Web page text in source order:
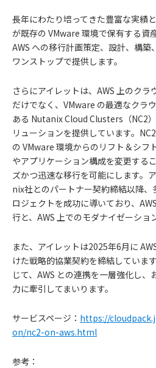
長年にわたり培ってきた豊富な実績
が既存の VMware 環境で保有する資
AWS への移行計画策定、設計、構
ワンストップで提供します。
さらにアイレットは、AWS 上のク
だけでなく、VMware の最適なクラ
ある Nutanix Cloud Clusters（NC2
リューションを提供しています。
の VMware 環境からのリフト＆シフ
やアプリケーション構成を変更する
ズかつ迅速な移行を可能にします。
nix社とのパートナー契約締結以降、
ロジェクトを成功に導いており、
行と、AWS 上でのモダナイゼーショ
また、アイレットは2025年6月に
けた戦略的協業契約を締結していま
じて、AWS との連携を一層強化し
力に牽引してまいります。
サービスページ： https://
on/nc2-on-aws.html
参考：